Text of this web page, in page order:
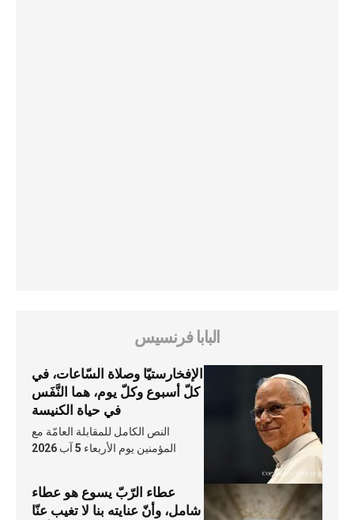
البابا فرنسيس
الإفخارستيّا وصلاة السّاعات، في
كلّ أسبوع وكلّ يوم، هما النَّفَس
في حياة الكنيسة
النص الكامل للمقابلة العامّة مع
المؤمنين يوم الأربعاء 5 آب 2026
عطاء الرّبّ يسوع هو عطاء
شامل، وأنّ عنايته بنا لا تغيب عنّا